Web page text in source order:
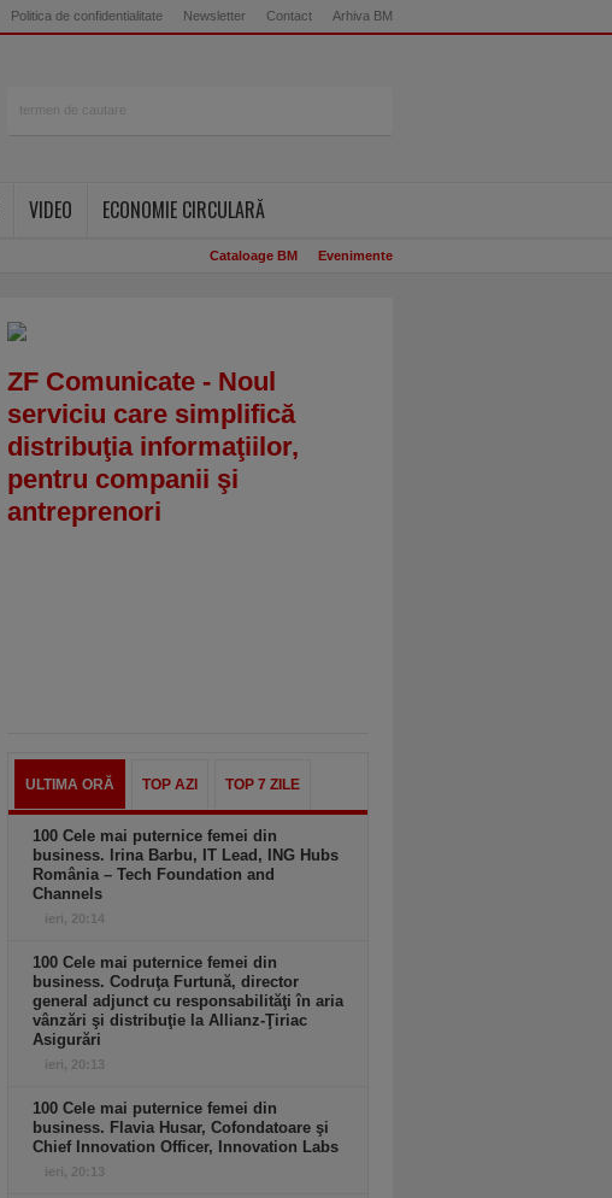
Politica de confidentialitate Newsletter Contact Arhiva BM
VIDEO
ECONOMIE CIRCULARĂ
Cataloage BM Evenimente
ZF Comunicate - Noul
serviciu care simplifică
distribuţia informaţiilor,
pentru companii şi
antreprenori
ULTIMA ORĂ TOP AZI TOP 7 ZILE
100 Cele mai puternice femei din
business. Irina Barbu, IT Lead, ING Hubs
România – Tech Foundation and
Channels
ieri, 20:14
100 Cele mai puternice femei din
business. Codruţa Furtună, director
general adjunct cu responsabilităţi în aria
vânzări şi distribuţie la Allianz-Ţiriac
Asigurări
ieri, 20:13
100 Cele mai puternice femei din
business. Flavia Husar, Cofondatoare şi
Chief Innovation Officer, Innovation Labs
ieri, 20:13